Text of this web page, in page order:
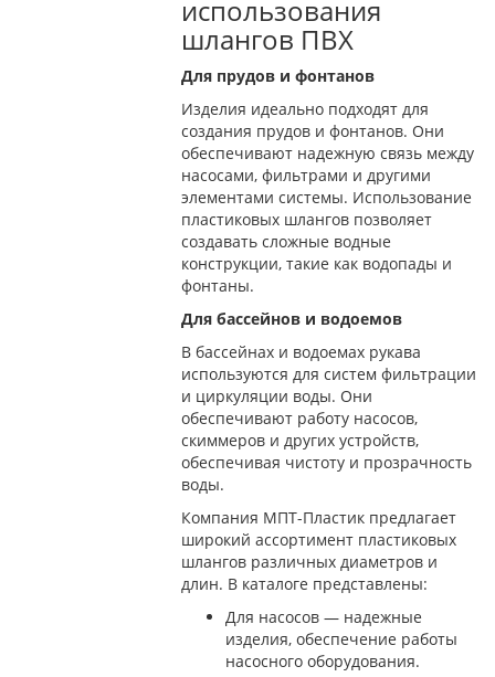
использования
шлангов ПВХ
Для прудов и фонтанов
Изделия идеально подходят для
создания прудов и фонтанов. Они
обеспечивают надежную связь между
насосами, фильтрами и другими
элементами системы. Использование
пластиковых шлангов позволяет
создавать сложные водные
конструкции, такие как водопады и
фонтаны.
Для бассейнов и водоемов
В бассейнах и водоемах рукава
используются для систем фильтрации
и циркуляции воды. Они
обеспечивают работу насосов,
скиммеров и других устройств,
обеспечивая чистоту и прозрачность
воды.
Компания МПТ-Пластик предлагает
широкий ассортимент пластиковых
шлангов различных диаметров и
длин. В каталоге представлены:
Для насосов — надежные
изделия, обеспечение работы
насосного оборудования.